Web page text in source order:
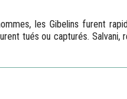
les Gibelins furent
tués ou capturés. Salvani,